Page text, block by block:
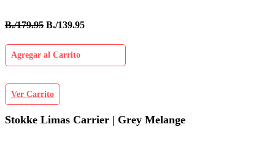
B./179.95 B./139.95
Agregar al Carrito
Ver Carrito
Stokke Limas Carrier | Grey Melange